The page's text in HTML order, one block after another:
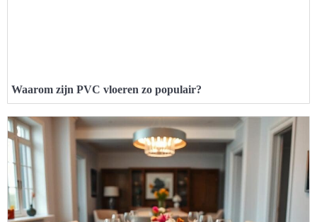
Waarom zijn PVC vloeren zo populair?